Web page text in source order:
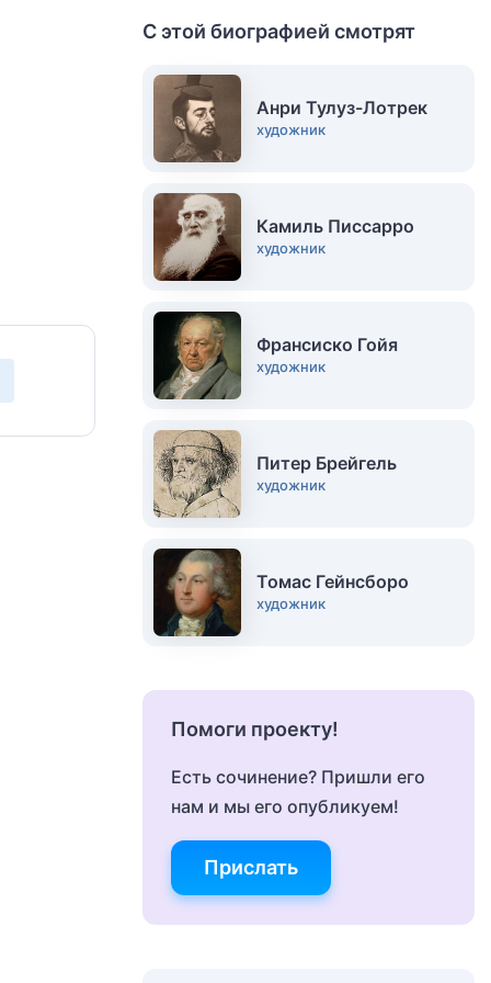
С этой биографией смотрят
Анри Тулуз-Лотрек
художник
Камиль Писсарро
художник
Франсиско Гойя
художник
Питер Брейгель
художник
Томас Гейнсборо
художник
Помоги проекту!
Есть сочинение? Пришли его
нам и мы его опубликуем!
Прислать